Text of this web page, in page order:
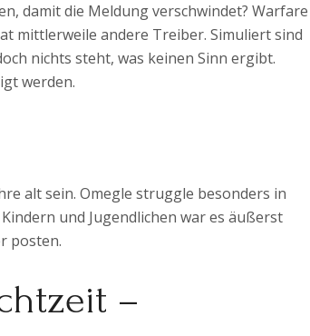
damit die Meldung verschwindet? Warfare
mittlerweile andere Treiber. Simuliert sind
nichts steht, was keinen Sinn ergibt.
werden.
alt sein. Omegle struggle besonders in
und Jugendlichen war es äußerst
posten.
–